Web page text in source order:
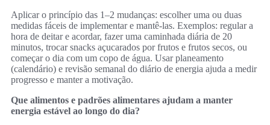
Aplicar o princípio das 1–2 mudanças: escolher uma ou duas
medidas fáceis de implementar e mantê‑las. Exemplos: regular a
hora de deitar e acordar, fazer uma caminhada diária de 20
minutos, trocar snacks açucarados por frutos e frutos secos, ou
começar o dia com um copo de água. Usar planeamento
(calendário) e revisão semanal do diário de energia ajuda a medir
progresso e manter a motivação.
Que alimentos e padrões alimentares ajudam a manter
energia estável ao longo do dia?